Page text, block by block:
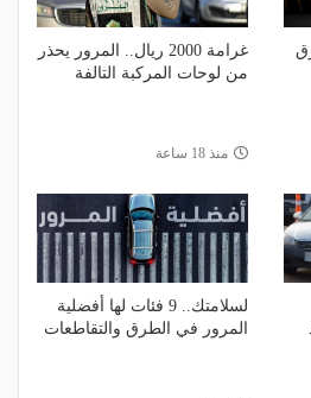
غرامة 2000 ريال.. المرور يحذر
من لوحات المركبة التالفة
منذ 18 ساعة
لسلامتك.. 9 فئات لها أفضلية
المرور في الطرق والتقاطعات